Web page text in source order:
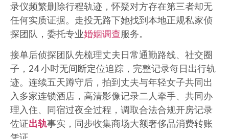
录仪频繁删除行程轨迹，怀疑对方存在第三者却无
任何实质证据。走投无路下她找到本地正规私家侦
探团队，委托专业婚姻调查服务。
接单后侦探团队先梳理丈夫日常通勤路线、社交圈
子，24 小时无间断定位追踪，完整记录每日出行轨
迹。连续五天蹲守后，拍到丈夫与年轻女子共同出
入多家连锁酒店，高清影像记录二人牵手、共同办
理入住、同宿过夜全过程，调取合法合规开房记录
佐证出轨事实，同步收集商场大额奢侈品消费转账